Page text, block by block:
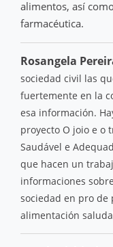
alimentos, así
farmacéutica.
Rosangela
sociedad civil las
fuertemente en la
esa información.
proyecto O joio e o
Saudável e
que hacen un
informaciones
sociedad en pro de
alimentación